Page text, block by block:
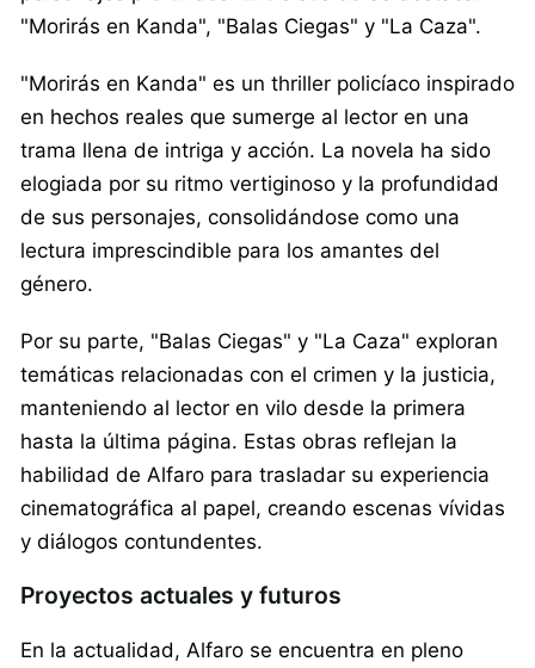
"Morirás en Kanda", "Balas Ciegas" y "La Caza".
"Morirás en Kanda" es un thriller policíaco inspirado
en hechos reales que sumerge al lector en una
trama llena de intriga y acción. La novela ha sido
elogiada por su ritmo vertiginoso y la profundidad
de sus personajes, consolidándose como una
lectura imprescindible para los amantes del
género.
Por su parte, "Balas Ciegas" y "La Caza" exploran
temáticas relacionadas con el crimen y la justicia,
manteniendo al lector en vilo desde la primera
hasta la última página. Estas obras reflejan la
habilidad de Alfaro para trasladar su experiencia
cinematográfica al papel, creando escenas vívidas
y diálogos contundentes.
Proyectos actuales y futuros
En la actualidad, Alfaro se encuentra en pleno